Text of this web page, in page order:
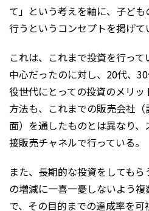
て」という考えを軸に、子ど
行うというコンセプトを掲げて
これは、これまで投資を行っ
中心だったのに対し、20代、
役世代にとっての投資のメリ
方法も、これまでの販売会社
面）を通したものとは異なり
接販売チャネルで行っている。
また、長期的な投資をしても
の増減に一喜一憂しないよう
で、その目的までの達成率を